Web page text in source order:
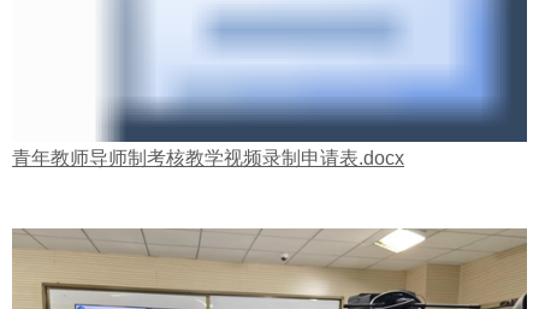
青年教师导师制考核教学视频录制申请表.docx